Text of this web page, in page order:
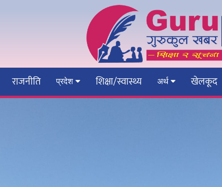
राजनीति प्रदेश शिक्षा/स्वास्थ्य अर्थ खेलकूद